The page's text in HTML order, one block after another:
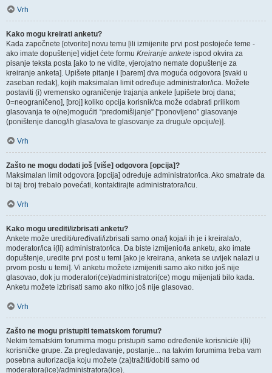
Vrh
Kako mogu kreirati anketu?
Kada započnete [otvorite] novu temu [ili izmijenite prvi post postojeće teme -
ako imate dopuštenje] vidjet ćete formu Kreiranje ankete ispod okvira za
pisanje teksta posta [ako to ne vidite, vjerojatno nemate dopuštenje za
kreiranje anketa]. Upišete pitanje i [barem] dva moguća odgovora [svaki u
zaseban redak], kojih maksimalan limit određuje administrator/ica. Možete
postaviti (i) vremensko ograničenje trajanja ankete [upišete broj dana;
0=neograničeno], [broj] koliko opcija korisnik/ca može odabrati prilikom
glasovanja te o(ne)mogućiti “predomišljanje” [“ponovljeno” glasovanje
(poništenje danog/ih glasa/ova te glasovanje za drugu/e opciju/e)].
Vrh
Zašto ne mogu dodati još [više] odgovora [opcija]?
Maksimalan limit odgovora [opcija] određuje administrator/ica. Ako smatrate da
bi taj broj trebalo povećati, kontaktirajte administratora/icu.
Vrh
Kako mogu urediti/izbrisati anketu?
Ankete može urediti/uređivati/izbrisati samo ona/j koja/i ih je i kreirala/o,
moderator/ica i(li) administrator/ica. Da biste izmijenio/la anketu, ako imate
dopuštenje, uredite prvi post u temi [ako je kreirana, anketa se uvijek nalazi u
prvom postu u temi]. Vi anketu možete izmijeniti samo ako nitko još nije
glasovao, dok ju moderatori(ce)/administratori(ce) mogu mijenjati bilo kada.
Anketu možete izbrisati samo ako nitko još nije glasovao.
Vrh
Zašto ne mogu pristupiti tematskom forumu?
Nekim tematskim forumima mogu pristupiti samo određeni/e korisnici/e i(li)
korisničke grupe. Za pregledavanje, postanje... na takvim forumima treba vam
posebna autorizacija koju možete (za)tražiti/dobiti samo od
moderatora(ice)/administratora(ice).